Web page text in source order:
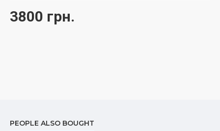
3800 грн.
PEOPLE ALSO BOUGHT